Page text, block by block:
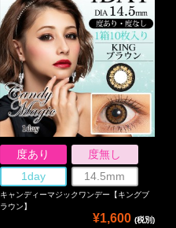
度あり
度無し
1day
14.5mm
キャンディーマジックワンデー【キングブ
ラウン】
¥1,600 (税別)